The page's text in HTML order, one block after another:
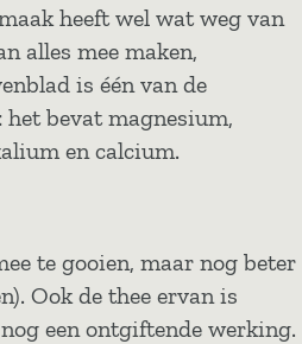
heeft wel wat weg van
alles mee maken,
is één van de
bevat magnesium,
en calcium.
te gooien, maar nog beter
Ook de thee ervan is
een ontgiftende werking.